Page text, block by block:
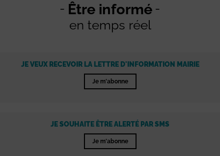
Être informé
en temps réel
JE VEUX RECEVOIR LA LETTRE D'INFORMATION MAIRIE
Je m'abonne
JE SOUHAITE ÊTRE ALERTÉ PAR SMS
Je m'abonne